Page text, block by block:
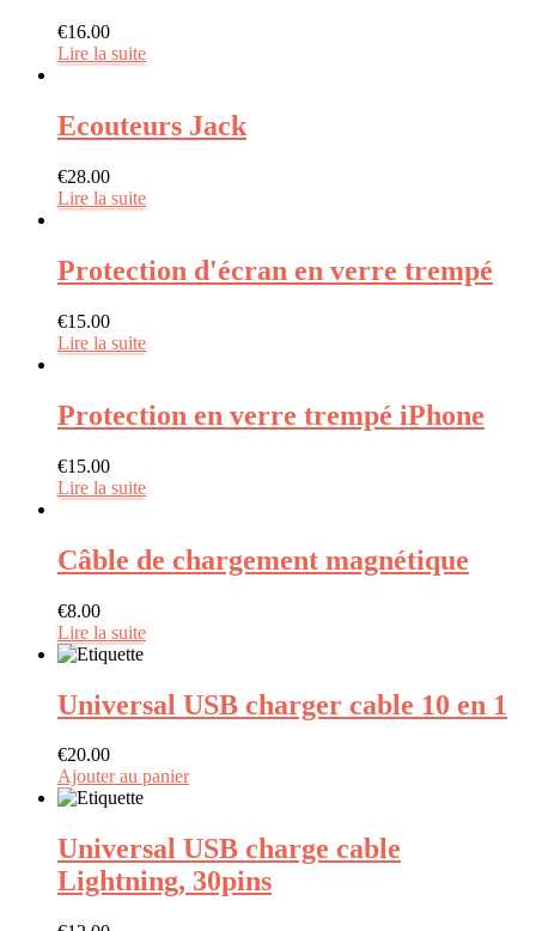
€16.00
Lire la suite
Ecouteurs Jack
€28.00
Lire la suite
Protection d'écran en verre trempé
€15.00
Lire la suite
Protection en verre trempé iPhone
€15.00
Lire la suite
Câble de chargement magnétique
€8.00
Lire la suite
Universal USB charger cable 10 en 1
€20.00
Ajouter au panier
Universal USB charge cable
Lightning, 30pins